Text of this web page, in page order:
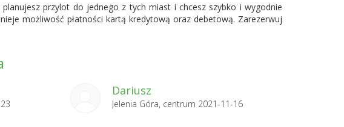
przylot do jednego z tych miast i chcesz szybko i wygodnie
możliwość płatności kartą kredytową oraz debetową. Zarezerwuj
Dariusz
Jelenia Góra, centrum 2021-11-16